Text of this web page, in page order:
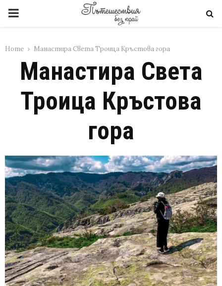
PRIMARY
Home Манастира Света Троица Кръстова гора
Манастира Света
Троица Кръстова
гора